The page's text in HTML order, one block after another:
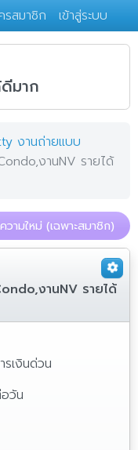
รสมาชิก เข้าสู่ระบบ
มาก
งานถ่ายแบบ
งานNV รายได้
วามใหม่ (เฉพาะสมาชิก)
งานNV รายได้
เงินด่วน
วัน